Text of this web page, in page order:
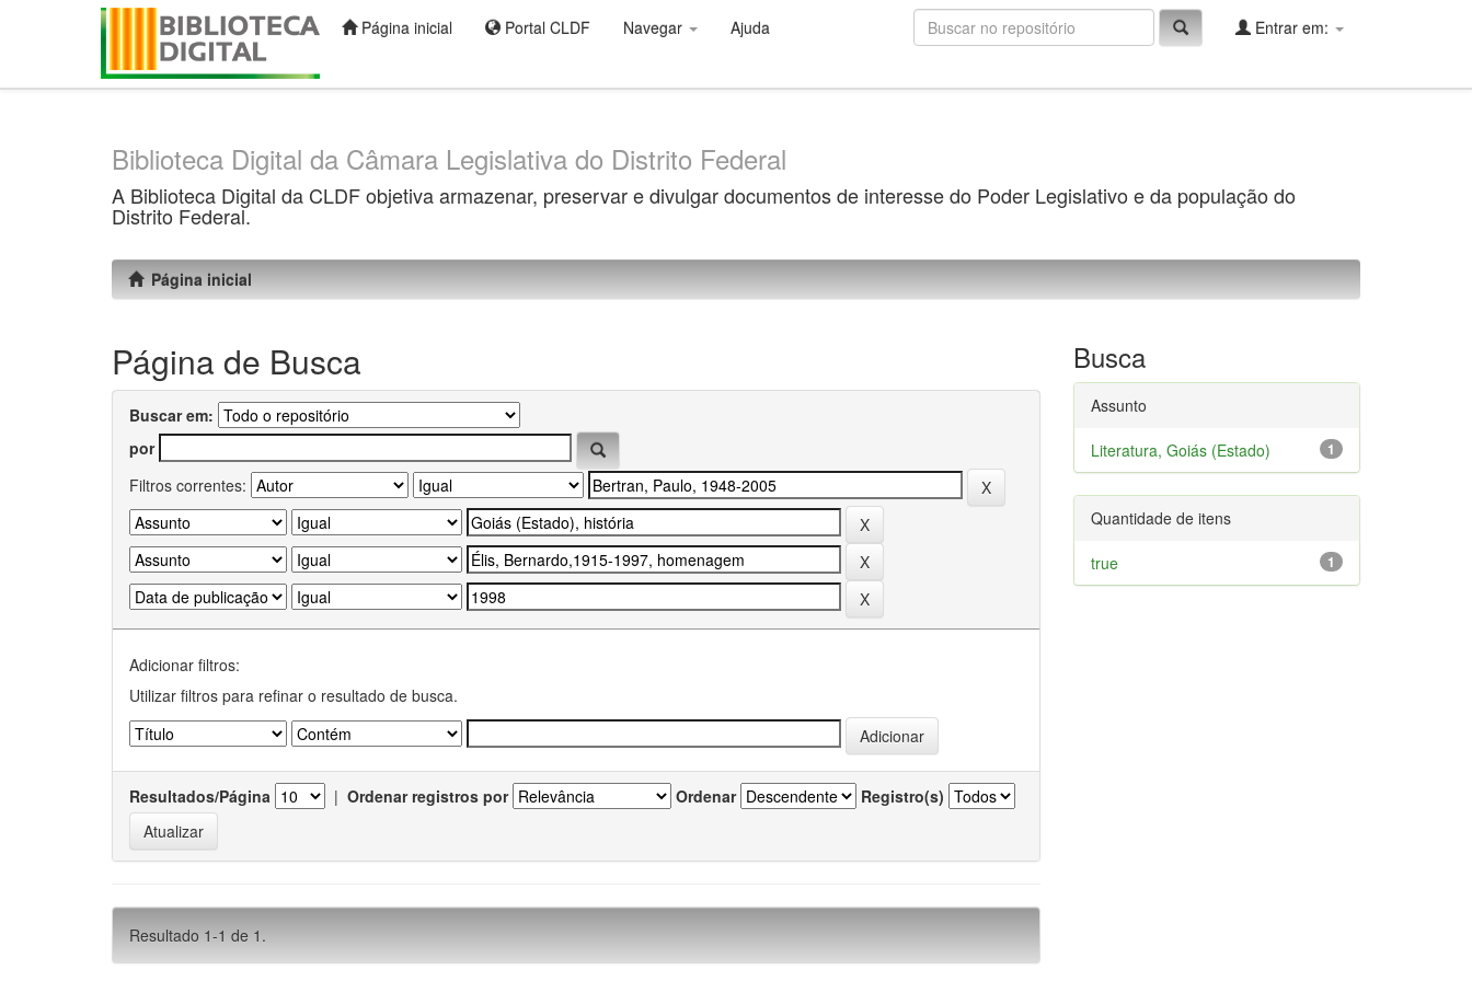
Página inicial Portal CLDF Navegar Ajuda Entrar em:
Biblioteca Digital da Câmara Legislativa do Distrito Federal
A Biblioteca Digital da CLDF objetiva armazenar, preservar e divulgar documentos de interesse do Poder Legislativo e da população do
Distrito Federal.
Página inicial
Página de Busca
Buscar em:
por
Filtros correntes:
Adicionar filtros:
Utilizar filtros para refinar o resultado de busca.
Resultados/Página | Ordenar registros por Ordenar Registro(s)
Resultado 1-1 de 1.
Busca
Assunto
1
Literatura, Goiás (Estado)
Quantidade de itens
1
true